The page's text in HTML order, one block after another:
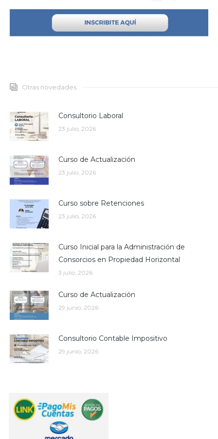
Otras novedades
Consultorio Laboral
23 julio, 2026
Curso de Actualización
23 julio, 2026
Curso sobre Retenciones
23 julio, 2026
Curso Inicial para la Administración de
Consorcios en Propiedad Horizontal
3 julio, 2026
Curso de Actualización
29 junio, 2026
Consultorio Contable Impositivo
29 junio, 2026